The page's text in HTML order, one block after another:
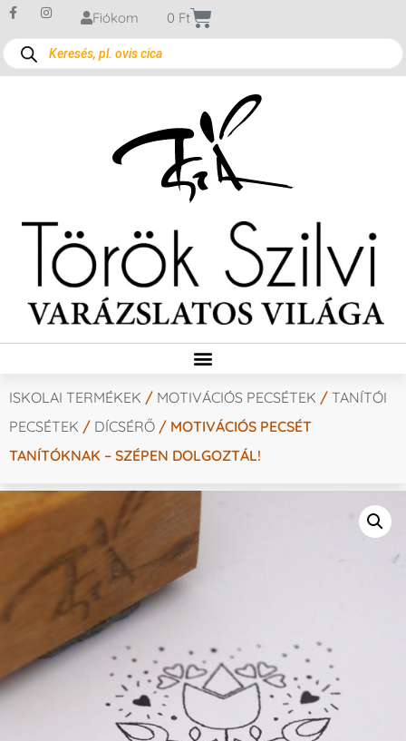
Fiókom 0 Ft
ISKOLAI TERMÉKEK / MOTIVÁCIÓS PECSÉTEK / TANÍTÓI
PECSÉTEK / DÍCSÉRŐ / MOTIVÁCIÓS PECSÉT
TANÍTÓKNAK – SZÉPEN DOLGOZTÁL!